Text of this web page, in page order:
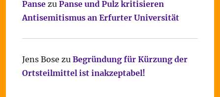
Pansezu Panse und Pulz kritisieren
Antisemitismus an Erfurter Universität
Jens Bose zu Begründung für Kürzung der
Ortsteilmittel ist inakzeptabel!